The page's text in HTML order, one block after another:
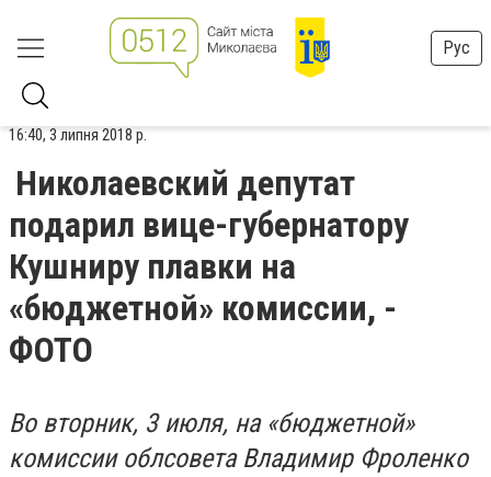
Рус
16:40, 3 липня 2018 р.
Николаевский депутат
подарил вице-губернатору
Кушниру плавки на
«бюджетной» комиссии, -
ФОТО
Во вторник, 3 июля, на «бюджетной»
комиссии облсовета Владимир Фроленко